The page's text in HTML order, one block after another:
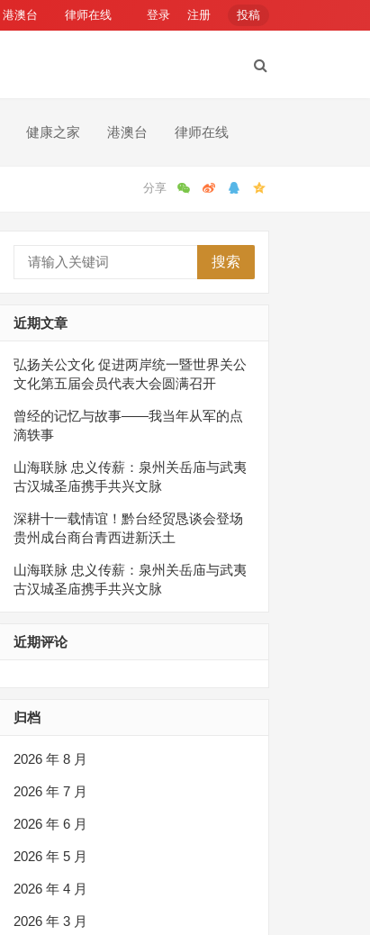
港澳台 律师在线 登录 注册 投稿
健康之家 港澳台 律师在线
搜索
近期文章
弘扬关公文化 促进两岸统一暨世界关公
文化第五届会员代表大会圆满召开
曾经的记忆与故事——我当年从军的点
滴轶事
山海联脉 忠义传薪：泉州关岳庙与武夷
古汉城圣庙携手共兴文脉
深耕十一载情谊！黔台经贸恳谈会登场
贵州成台商台青西进新沃土
山海联脉 忠义传薪：泉州关岳庙与武夷
古汉城圣庙携手共兴文脉
近期评论
归档
2026 年 8 月
2026 年 7 月
2026 年 6 月
2026 年 5 月
2026 年 4 月
2026 年 3 月